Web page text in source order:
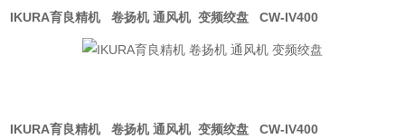
IKURA育良精机 卷扬机 通风机 变频绞盘 CW-IV400
IKURA育良精机 卷扬机 通风机 变频绞盘 CW-IV400